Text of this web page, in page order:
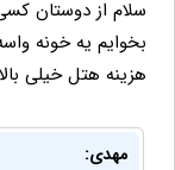
سلام از دوستان
هزینه هتل خیلی
مهدی: